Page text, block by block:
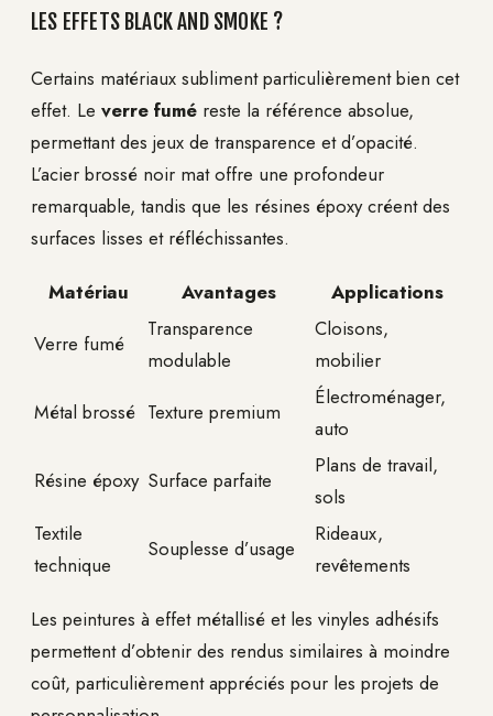
LES EFFETS BLACK AND SMOKE ?
Certains matériaux subliment particulièrement bien cet
effet. Le verre fumé reste la référence absolue,
permettant des jeux de transparence et d’opacité.
L’acier brossé noir mat offre une profondeur
remarquable, tandis que les résines époxy créent des
surfaces lisses et réfléchissantes.
Matériau Avantages
Applications
Verre fumé
Transparence
modulable
Cloisons,
mobilier
Métal brossé Texture premium
Électroménager,
auto
Résine époxy Surface parfaite
Plans de travail,
sols
Textile
technique
Souplesse d’usage
Rideaux,
revêtements
Les peintures à effet métallisé et les vinyles adhésifs
permettent d’obtenir des rendus similaires à moindre
coût, particulièrement appréciés pour les projets de